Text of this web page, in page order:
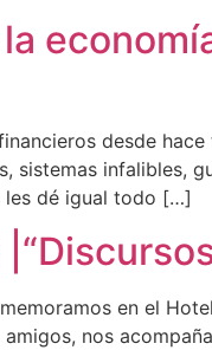
desde
sistemas infalibles,
les dé igual todo […]
en el
nos